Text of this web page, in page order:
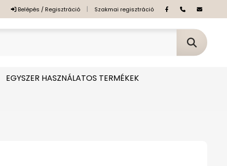
Belépés / Regisztráció | Szakmai regisztráció
EGYSZER HASZNÁLATOS TERMÉKEK